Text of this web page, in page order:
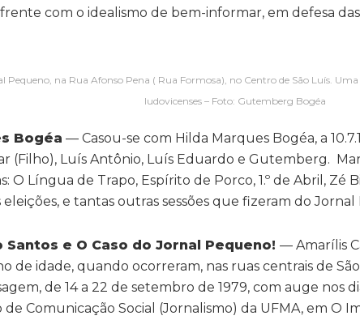
com o idealismo de bem-informar, em defesa
Pequeno, na Rua Afonso Pena ( Rua Formosa), no Centro de São Luís.
ludovicenses – Foto: Gutemberg Bogéa
Bogéa — Casou-se com Hilda Marques Bogéa, a
(Filho), Luís Antônio, Luís Eduardo e Gutemberg.
O Língua de Trapo, Espírito de Porco, 1.º de Abril, Zé
eleições, e tantas outras sessões que fizeram do
e O Caso do Jornal Pequeno! — Amarílis
de idade, quando ocorreram, nas ruas centrais de
de 14 a 22 de setembro de 1979, com auge nos
Comunicação Social (Jornalismo) da UFMA, em O